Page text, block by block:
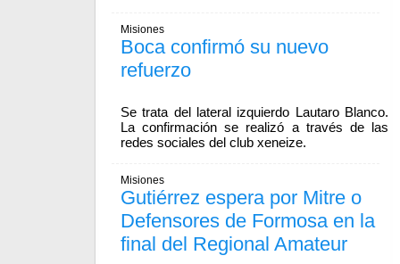
Misiones
Boca confirmó su nuevo
refuerzo
Se trata del lateral izquierdo Lautaro Blanco.
La confirmación se realizó a través de las
redes sociales del club xeneize.
Misiones
Gutiérrez espera por Mitre o
Defensores de Formosa en la
final del Regional Amateur